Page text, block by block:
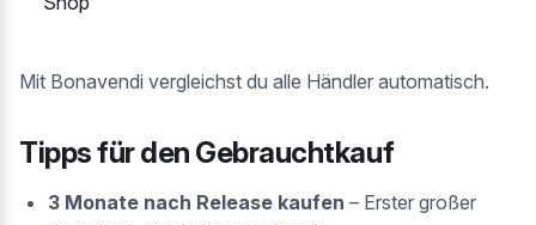
Mit Bonavendi vergleichst du alle Händler automatisch.
Tipps für den Gebrauchtkauf
3 Monate nach Release kaufen – Erster großer